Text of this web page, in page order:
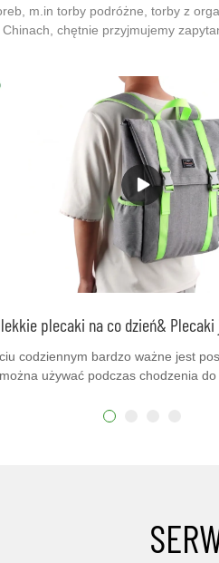
m.in torby podróżne, torby z
chętnie przyjmujemy
codziennym bardzo ważne jest
używać podczas chodzenia do
plecak ma wszystko, czego